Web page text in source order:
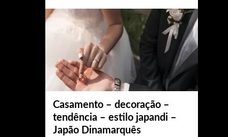
Casamento – decoração –
tendência – estilo japandi –
Japão Dinamarquês